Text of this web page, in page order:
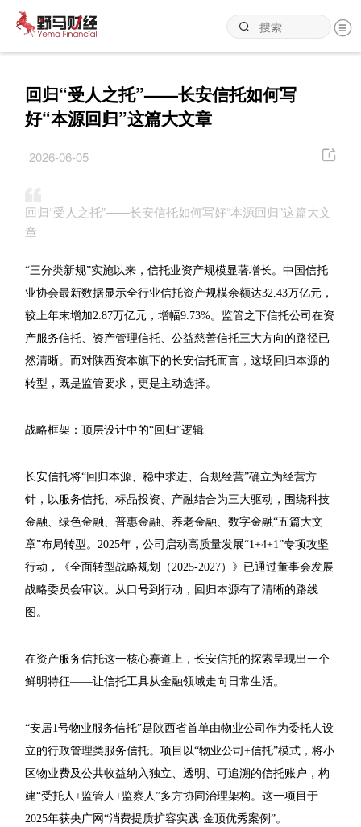
回归“受人之托”——长安信托如何写
好“本源回归”这篇大文章
2026-06-05
回归“受人之托”——长安信托如何写好“本源回归”这篇大文
章
“三分类新规”实施以来，信托业资产规模显著增长。中国信托
业协会最新数据显示全行业信托资产规模余额达32.43万亿元，
较上年末增加2.87万亿元，增幅9.73%。监管之下信托公司在资
产服务信托、资产管理信托、公益慈善信托三大方向的路径已
然清晰。而对陕西资本旗下的长安信托而言，这场回归本源的
转型，既是监管要求，更是主动选择。
战略框架：顶层设计中的“回归”逻辑
长安信托将“回归本源、稳中求进、合规经营”确立为经营方
针，以服务信托、标品投资、产融结合为三大驱动，围绕科技
金融、绿色金融、普惠金融、养老金融、数字金融“五篇大文
章”布局转型。2025年，公司启动高质量发展“1+4+1”专项攻坚
行动，《全面转型战略规划（2025-2027）》已通过董事会发展
战略委员会审议。从口号到行动，回归本源有了清晰的路线
图。
在资产服务信托这一核心赛道上，长安信托的探索呈现出一个
鲜明特征——让信托工具从金融领域走向日常生活。
“安居1号物业服务信托”是陕西省首单由物业公司作为委托人设
立的行政管理类服务信托。项目以“物业公司+信托”模式，将小
区物业费及公共收益纳入独立、透明、可追溯的信托账户，构
建“受托人+监管人+监察人”多方协同治理架构。这一项目于
2025年获央广网“消费提质扩容实践·金顶优秀案例”。